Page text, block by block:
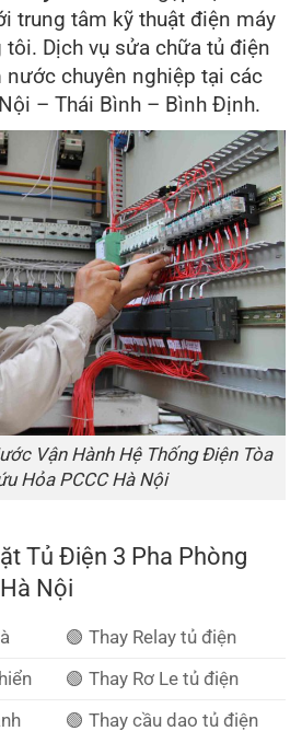
trung tâm kỹ thuật điện máy
tôi. Dịch vụ sửa chữa tủ điện
nước chuyên nghiệp tại các
– Thái Bình – Bình Định.
Vận Hành Hệ Thống Điện Tòa
Hỏa PCCC Hà Nội
Tủ Điện 3 Pha Phòng
Nội
🟢 Thay Relay tủ điện
🟢 Thay Rơ Le tủ điện
🟢 Thay cầu dao tủ điện